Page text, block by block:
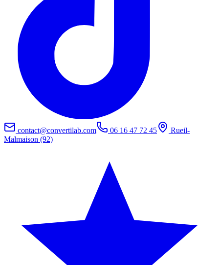
contact@convertilab.com 06 16 47 72 45
Rueil-
Malmaison (92)